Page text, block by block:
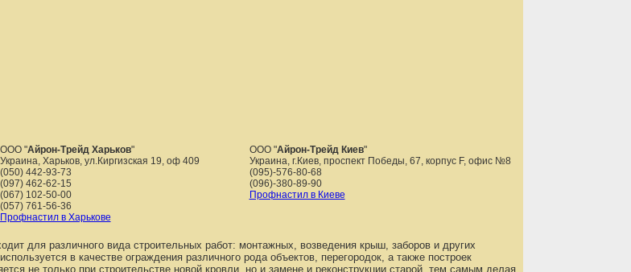
ООО "Айрон-Трейд Харьков"
Украина, Харьков, ул.Киргизская 19, оф 409
(050) 442-93-73
(097) 462-62-15
(067) 102-50-00
(057) 761-56-36
Профнастил в Харькове
ООО "Айрон-Трейд Киев"
Украина, г.Киев, проспект Победы, 67, корпус F, офис №8
(095)-576-80-68
(096)-380-89-90
Профнастил в Киеве
для различного вида строительных работ: монтажных, возведения крыш, заборов и других
в качестве ограждения различного рода объектов, перегородок, а также построек
не только при строительстве новой кровли, но и замене и реконструкции старой, тем самым делая